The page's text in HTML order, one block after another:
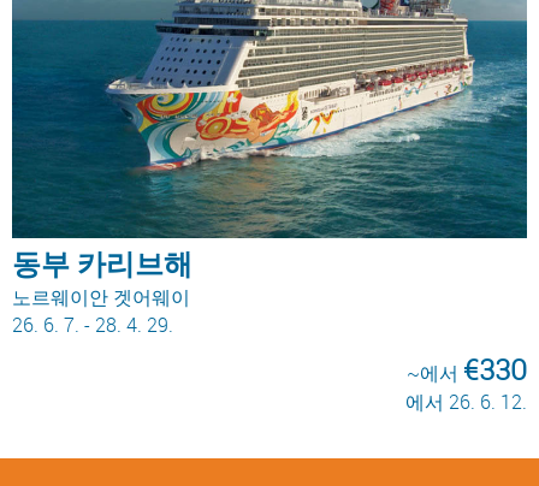
동부 카리브해
노르웨이안 겟어웨이
26. 6. 7. - 28. 4. 29.
~에서 €330
에서 26. 6. 12.